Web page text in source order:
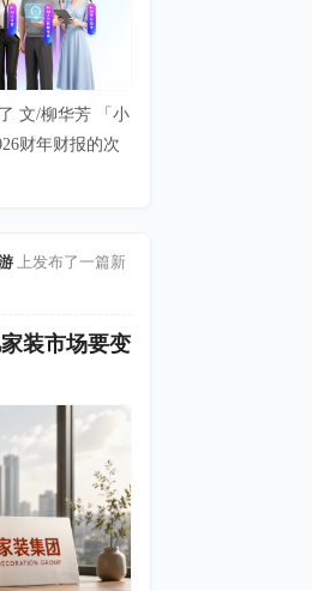
文/柳华芳 「小
财年财报的次
上发布了一篇新
装市场要变